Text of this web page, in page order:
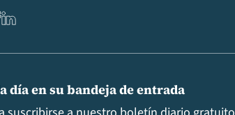
día en su bandeja de entrada